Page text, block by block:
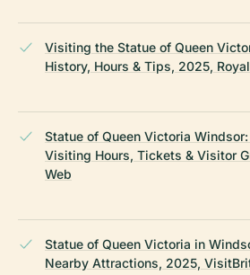
Visiting the Statue of Queen
History, Hours & Tips, 2025,
Statue of Queen Victoria
Visiting Hours, Tickets & Visitor
Web
Statue of Queen Victoria in
Nearby Attractions, 2025,